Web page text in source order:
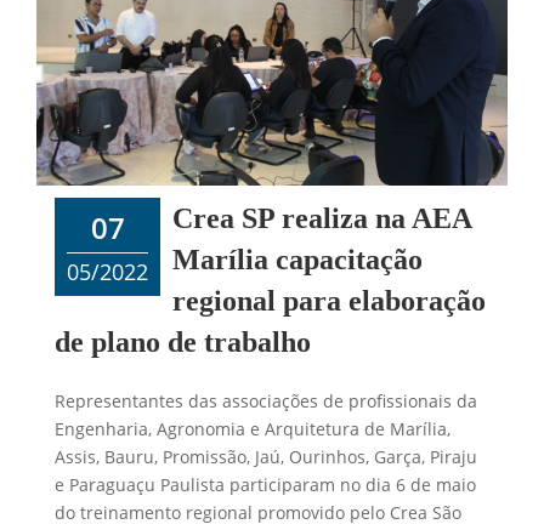
07
05/2022
Crea SP realiza na AEA
Marília capacitação
regional para elaboração
de plano de trabalho
Representantes das associações de profissionais da
Engenharia, Agronomia e Arquitetura de Marília,
Assis, Bauru, Promissão, Jaú, Ourinhos, Garça, Piraju
e Paraguaçu Paulista participaram no dia 6 de maio
do treinamento regional promovido pelo Crea São